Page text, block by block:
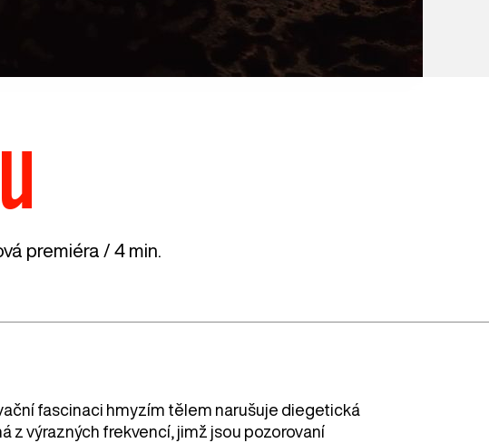
premiéra / 4 min.
fascinaci hmyzím tělem narušuje diegetická
z výrazných frekvencí, jimž jsou pozorovaní